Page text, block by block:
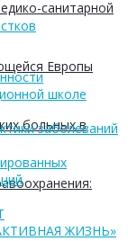
санитарной
Европы
больных в
школе
заболеваний
ЖИЗНЬ»